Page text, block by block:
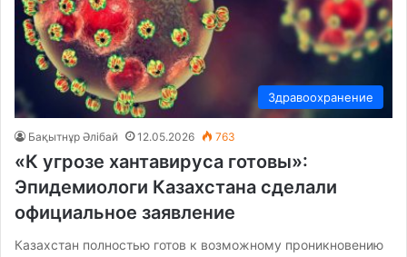
Здравоохранение
Бақытнұр Әлібай 12.05.2026 763
«К угрозе хантавируса готовы»:
Эпидемиологи Казахстана сделали
официальное заявление
Казахстан полностью готов к возможному проникновению